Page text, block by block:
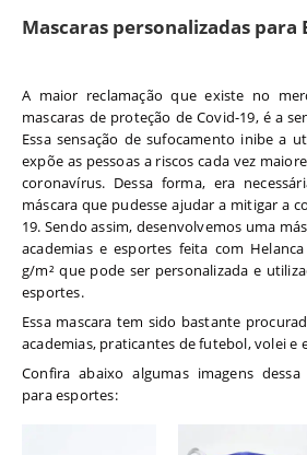
Mascaras personalizadas para
A maior reclamação que existe no
mascaras de proteção de Covid-19, é a
Essa sensação de sufocamento inibe a
expõe as pessoas a riscos cada vez
coronavírus. Dessa forma, era
máscara que pudesse ajudar a mitigar a
19. Sendo assim, desenvolvemos uma
academias e esportes feita com
g/m² que pode ser personalizada e
esportes.
Essa mascara tem sido bastante
academias, praticantes de futebol, volei e
Confira abaixo algumas imagens dessa
para esportes: